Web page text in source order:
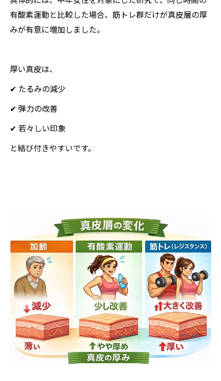
有酸素運動と比較した場合、筋トレ群だけが真皮層の厚
みが有意に増加しました。
厚い真皮は、
✔ たるみの減少
✔ 弾力の改善
✔ 若々しい印象
と結び付きやすいです。